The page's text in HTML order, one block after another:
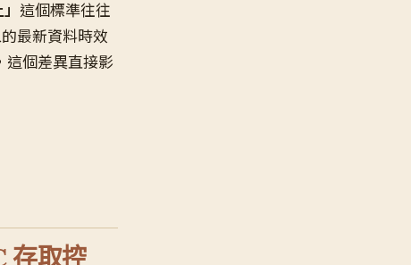
這個標準往往
最新資料時效
這個差異直接影
存取控